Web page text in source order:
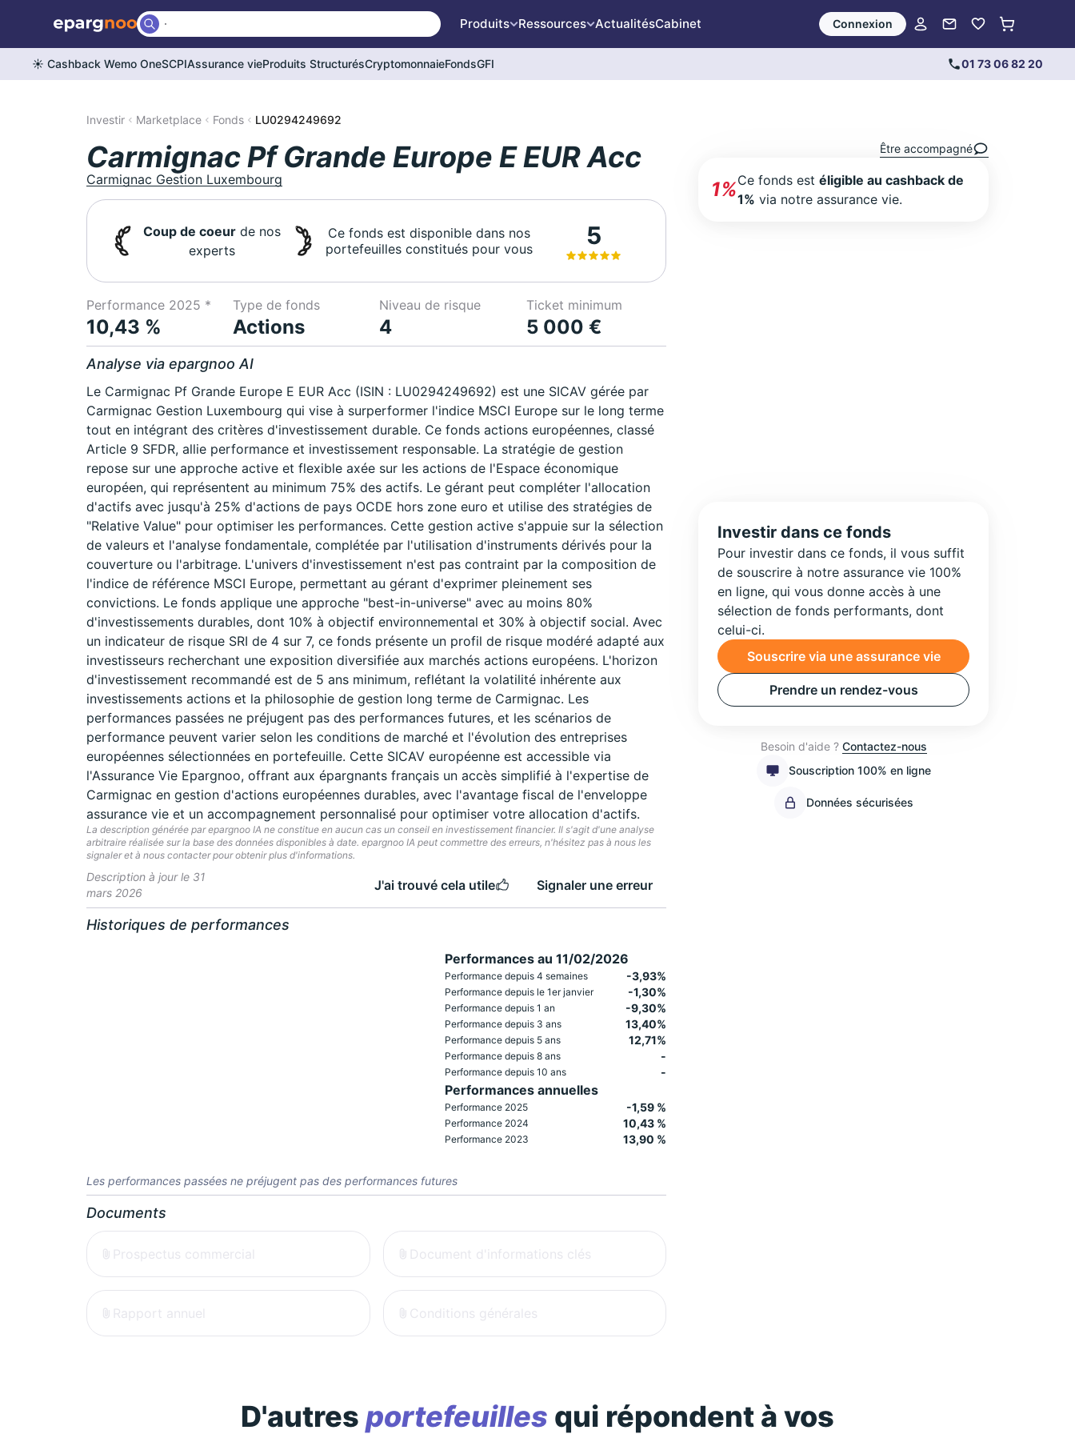
Produits Ressources ActualitésCabinet Connexion
☀️ Cashback Wemo OneSCPIAssurance vieProduits StructurésCryptomonnaieFondsGFI 01 73 06 82 20
Investir Marketplace Fonds LU0294249692
Carmignac Pf Grande Europe E EUR Acc
Carmignac Gestion Luxembourg
Coup de coeurde nos
experts
Ce fonds est disponible dans nos
portefeuilles constitués pour vous
5
Performance 2025 *
10,43 %
Type de fonds
Actions
Niveau de risque
4
Ticket minimum
5 000 €
Analyse via epargnoo AI
Le Carmignac Pf Grande Europe E EUR Acc (ISIN : LU0294249692) est une SICAV gérée par
Carmignac Gestion Luxembourg qui vise à surperformer l'indice MSCI Europe sur le long terme
tout en intégrant des critères d'investissement durable. Ce fonds actions européennes, classé
Article 9 SFDR, allie performance et investissement responsable. La stratégie de gestion
repose sur une approche active et flexible axée sur les actions de l'Espace économique
européen, qui représentent au minimum 75% des actifs. Le gérant peut compléter l'allocation
d'actifs avec jusqu'à 25% d'actions de pays OCDE hors zone euro et utilise des stratégies de
"Relative Value" pour optimiser les performances. Cette gestion active s'appuie sur la sélection
de valeurs et l'analyse fondamentale, complétée par l'utilisation d'instruments dérivés pour la
couverture ou l'arbitrage. L'univers d'investissement n'est pas contraint par la composition de
l'indice de référence MSCI Europe, permettant au gérant d'exprimer pleinement ses
convictions. Le fonds applique une approche "best-in-universe" avec au moins 80%
d'investissements durables, dont 10% à objectif environnemental et 30% à objectif social. Avec
un indicateur de risque SRI de 4 sur 7, ce fonds présente un profil de risque modéré adapté aux
investisseurs recherchant une exposition diversifiée aux marchés actions européens. L'horizon
d'investissement recommandé est de 5 ans minimum, reflétant la volatilité inhérente aux
investissements actions et la philosophie de gestion long terme de Carmignac. Les
performances passées ne préjugent pas des performances futures, et les scénarios de
performance peuvent varier selon les conditions de marché et l'évolution des entreprises
européennes sélectionnées en portefeuille. Cette SICAV européenne est accessible via
l'Assurance Vie Epargnoo, offrant aux épargnants français un accès simplifié à l'expertise de
Carmignac en gestion d'actions européennes durables, avec l'avantage fiscal de l'enveloppe
assurance vie et un accompagnement personnalisé pour optimiser votre allocation d'actifs.
La description générée par epargnoo IA ne constitue en aucun cas un conseil en investissement financier. Il s'agit d'une analyse
arbitraire réalisée sur la base des données disponibles à date. epargnoo IA peut commettre des erreurs, n'hésitez pas à nous les
signaler et à nous contacter pour obtenir plus d'informations.
Description à jour le 31
mars 2026
J'ai trouvé cela utile Signaler une erreur
Historiques de performances
Performances au 11/02/2026
Performance depuis 4 semaines -3,93%
Performance depuis le 1er janvier -1,30%
Performance depuis 1 an -9,30%
Performance depuis 3 ans 13,40%
Performance depuis 5 ans 12,71%
Performance depuis 8 ans -
Performance depuis 10 ans -
Performances annuelles
Performance 2025 -1,59 %
Performance 2024 10,43 %
Performance 2023 13,90 %
Les performances passées ne préjugent pas des performances futures
Documents
Prospectus commercial Document d'informations clés
Rapport annuel Conditions générales
Être accompagné
1%Ce fonds estéligible au cashback de
1% via notre assurance vie.
Investir dans ce fonds
Pour investir dans ce fonds, il vous suffit
de souscrire à notre assurance vie 100%
en ligne, qui vous donne accès à une
sélection de fonds performants, dont
celui-ci.
Souscrire via une assurance vie
Prendre un rendez-vous
Besoin d'aide ? Contactez-nous
Souscription 100% en ligne
Données sécurisées
D'autres portefeuilles qui répondent à vos